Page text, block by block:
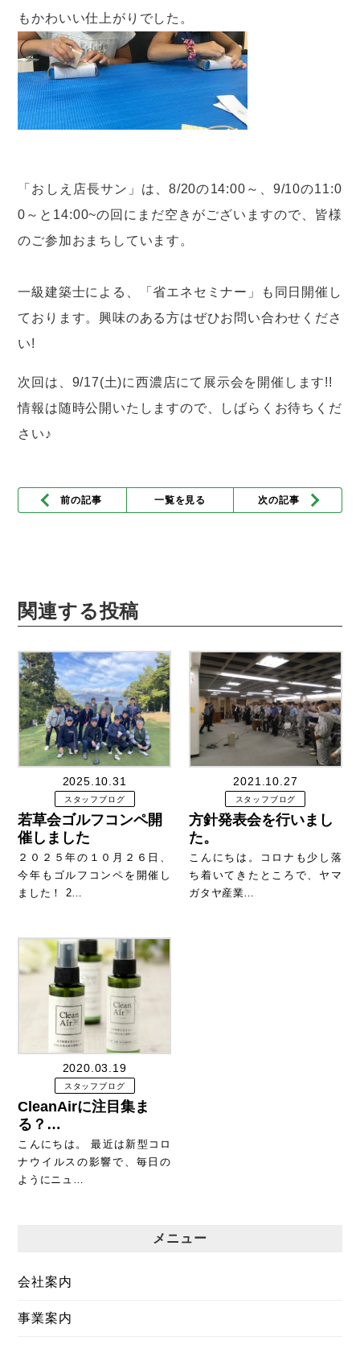
もかわいい仕上がりでした。
「おしえ店長サン」は、8/20の14:00～、9/10の11:0
0～と14:00~の回にまだ空きがございますので、皆様
のご参加おまちしています。
一級建築士による、「省エネセミナー」も同日開催し
ております。興味のある方はぜひお問い合わせくださ
い!
次回は、9/17(土)に西濃店にて展示会を開催します!!
情報は随時公開いたしますので、しばらくお待ちくだ
さい♪
前の記事 次の記事
一覧を見る
関連する投稿
2025.10.31
スタッフブログ
若草会ゴルフコンペ開
催しました
２０２５年の１０月２６日、
今年もゴルフコンペを開催し
ました！ 2…
2021.10.27
スタッフブログ
方針発表会を行いまし
た。
こんにちは。コロナも少し落
ち着いてきたところで、ヤマ
ガタヤ産業…
2020.03.19
スタッフブログ
CleanAirに注目集ま
る？…
こんにちは。 最近は新型コロ
ナウイルスの影響で、毎日の
ようにニュ…
メニュー
会社案内
事業案内